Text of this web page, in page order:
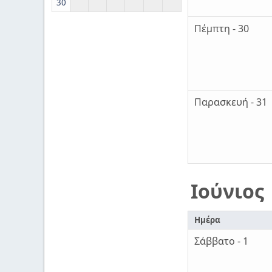
30
Πέμπτη - 30
Παρασκευή - 31
Ιούνιος
Ημέρα
Σάββατο - 1